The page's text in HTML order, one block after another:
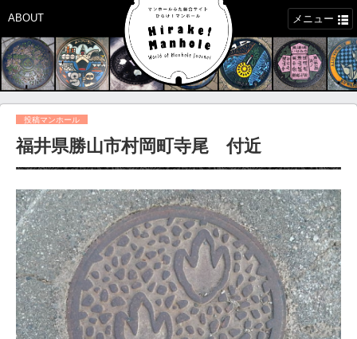
ABOUT メニュー
投稿マンホール
福井県勝山市村岡町寺尾 付近